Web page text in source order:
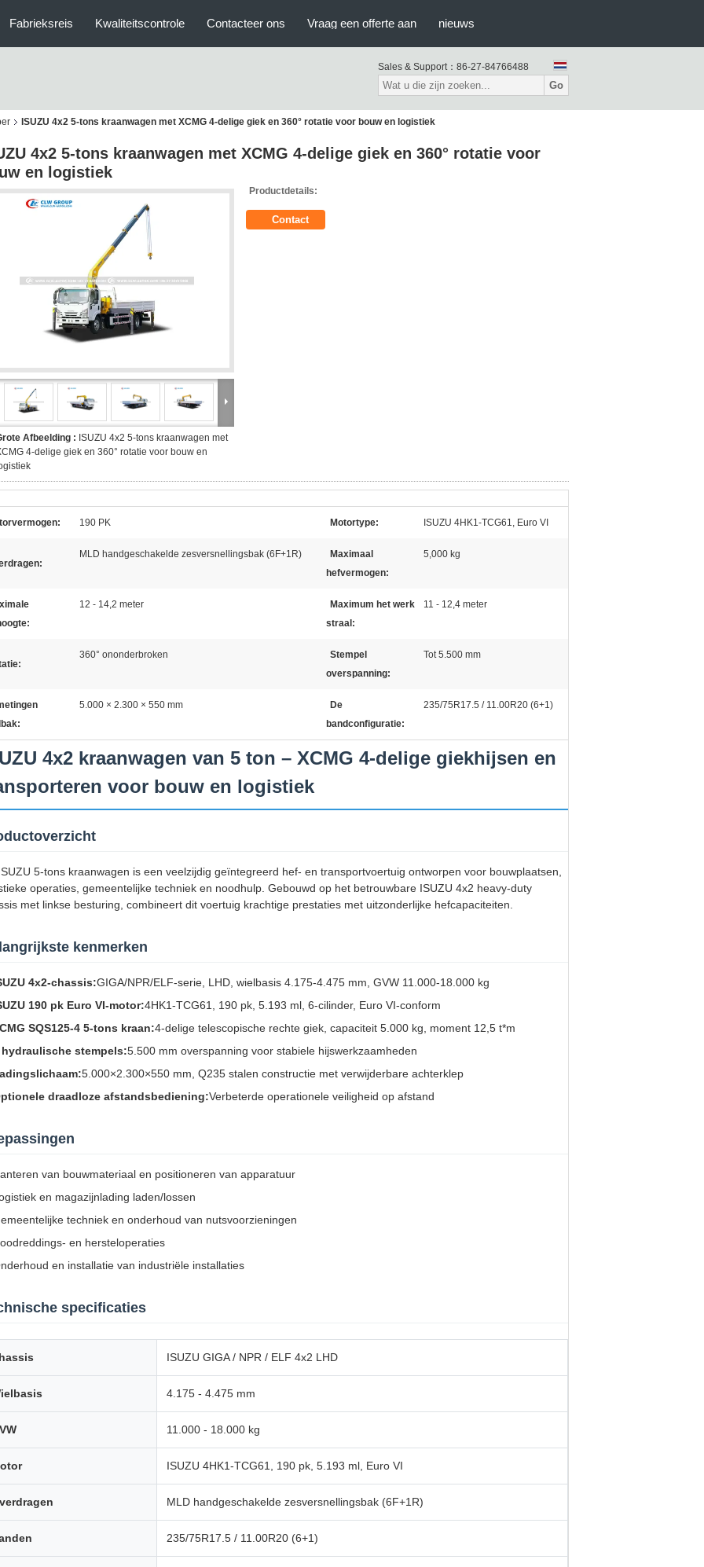
Fabrieksreis Kwaliteitscontrole Contacteer ons Vraag een offerte aan nieuws
Sales & Support： 86-27-84766488
Go
ISUZU 4x2 5-tons kraanwagen met XCMG 4-delige giek en 360° rotatie voor bouw en logistiek
4x2 5-tons kraanwagen met XCMG 4-delige giek en 360° rotatie voor
en logistiek
Afbeelding : ISUZU 4x2 5-tons kraanwagen met
4-delige giek en 360° rotatie voor bouw en
Productdetails:
Contact
190 PK Motortype: ISUZU 4HK1-TCG61, Euro VI
MLD handgeschakelde zesversnellingsbak (6F+1R)
Maximaal
hefvermogen:
5,000 kg
12 - 14,2 meter
Maximum het werk
straal:
11 - 12,4 meter
360° ononderbroken
Stempel
overspanning:
Tot 5.500 mm
5.000 × 2.300 × 550 mm
De
bandconfiguratie:
235/75R17.5 / 11.00R20 (6+1)
4x2 kraanwagen van 5 ton – XCMG 4-delige giekhijsen en
voor bouw en logistiek
5-tons kraanwagen is een veelzijdig geïntegreerd hef- en transportvoertuig ontworpen voor bouwplaatsen,
operaties, gemeentelijke techniek en noodhulp. Gebouwd op het betrouwbare ISUZU 4x2 heavy-duty
met linkse besturing, combineert dit voertuig krachtige prestaties met uitzonderlijke hefcapaciteiten.
kenmerken
4x2-chassis:GIGA/NPR/ELF-serie, LHD, wielbasis 4.175-4.475 mm, GVW 11.000-18.000 kg
190 pk Euro VI-motor:4HK1-TCG61, 190 pk, 5.193 ml, 6-cilinder, Euro VI-conform
SQS125-4 5-tons kraan:4-delige telescopische rechte giek, capaciteit 5.000 kg, moment 12,5 t*m
hydraulische stempels:5.500 mm overspanning voor stabiele hijswerkzaamheden
5.000×2.300×550 mm, Q235 stalen constructie met verwijderbare achterklep
draadloze afstandsbediening:Verbeterde operationele veiligheid op afstand
van bouwmateriaal en positioneren van apparatuur
en magazijnlading laden/lossen
techniek en onderhoud van nutsvoorzieningen
en hersteloperaties
en installatie van industriële installaties
specificaties
ISUZU GIGA / NPR / ELF 4x2 LHD
4.175 - 4.475 mm
11.000 - 18.000 kg
ISUZU 4HK1-TCG61, 190 pk, 5.193 ml, Euro VI
MLD handgeschakelde zesversnellingsbak (6F+1R)
235/75R17.5 / 11.00R20 (6+1)